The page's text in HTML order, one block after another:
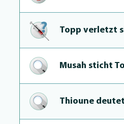
Topp verletzt
Musah sticht
Thioune